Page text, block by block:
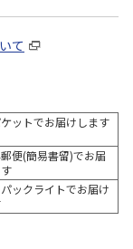
て
ットでお届けします
便(簡易書留)でお届
ックライトでお届け